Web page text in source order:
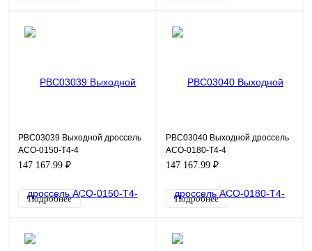
PBC03039 Выходной дроссель
ACO-0150-T4-4
147 167.99 ₽
Подробнее
PBC03040 Выходной дроссель
ACO-0180-T4-4
147 167.99 ₽
Подробнее